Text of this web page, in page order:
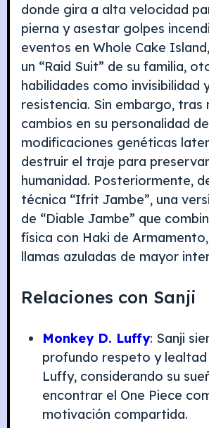
donde gira a alta velocidad
pierna y asestar golpes
eventos en Whole Cake
un “Raid Suit” de su familia,
habilidades como invisibilidad
resistencia. Sin embargo, tras
cambios en su personalidad
modificaciones genéticas
destruir el traje para
humanidad. Posteriormente,
técnica “Ifrit Jambe”, una
de “Diable Jambe” que
física con Haki de
llamas azuladas de mayor
Relaciones con Sanji
Monkey D. Luffy: Sanji
profundo respeto y lealtad
Luffy, considerando su
encontrar el One Piece
motivación compartida.